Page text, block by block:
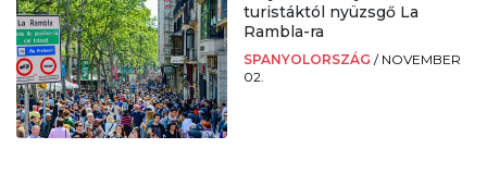
turistáktól nyüzsgő La
Rambla-ra
SPANYOLORSZÁG / NOVEMBER
02.